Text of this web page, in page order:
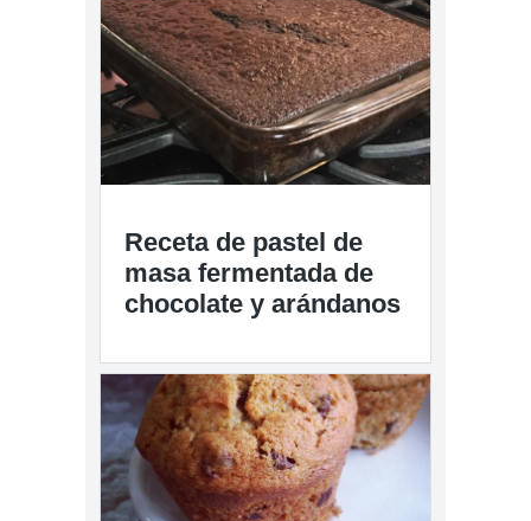
Receta de pastel de
masa fermentada de
chocolate y arándanos